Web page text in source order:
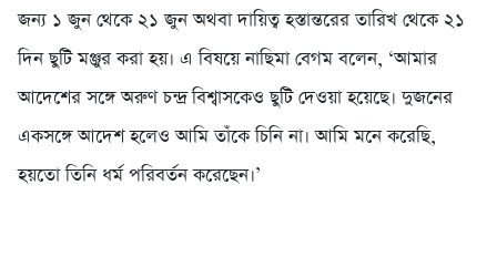
জন্য ১ জুন থেকে ২১ জুন অথবা দায়িত্ব হস্তান্তরের তারিখ থেকে ২১
দিন ছুটি মঞ্জুর করা হয়। এ বিষয়ে নাছিমা বেগম বলেন, ‘আমার
আদেশের সঙ্গে অরুণ চন্দ্র বিশ্বাসকেও ছুটি দেওয়া হয়েছে। দুজনের
একসঙ্গে আদেশ হলেও আমি তাঁকে চিনি না। আমি মনে করেছি,
হয়তো তিনি ধর্ম পরিবর্তন করেছেন।’